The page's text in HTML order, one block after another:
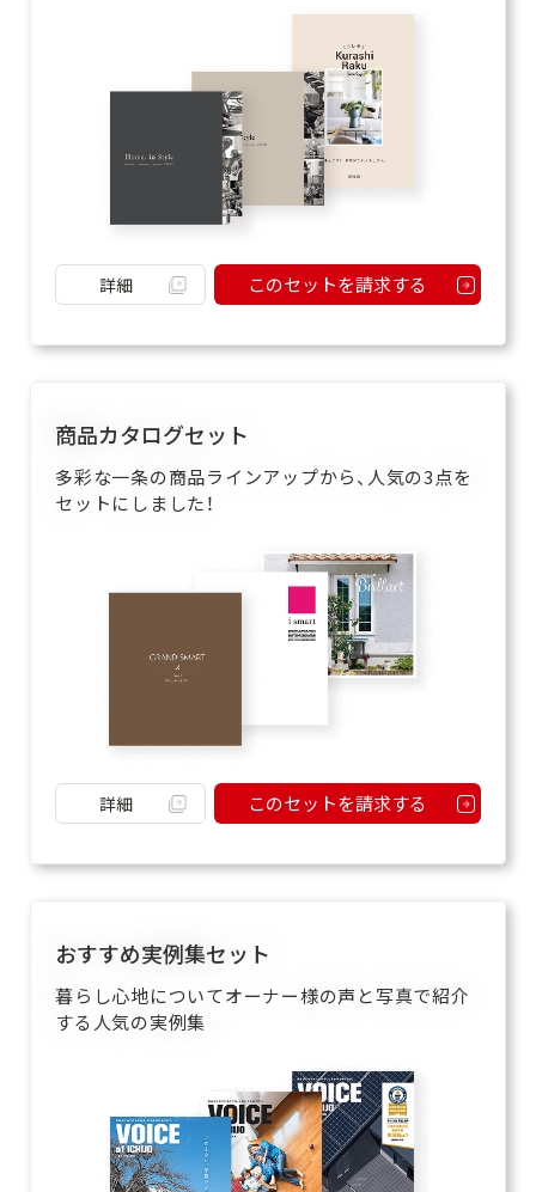
詳細 このセットを請求する
商品カタログセット
多彩な一条の商品ラインアップから、人気の3点を
セットにしました！
詳細 このセットを請求する
おすすめ実例集セット
暮らし心地についてオーナー様の声と写真で紹介
する人気の実例集